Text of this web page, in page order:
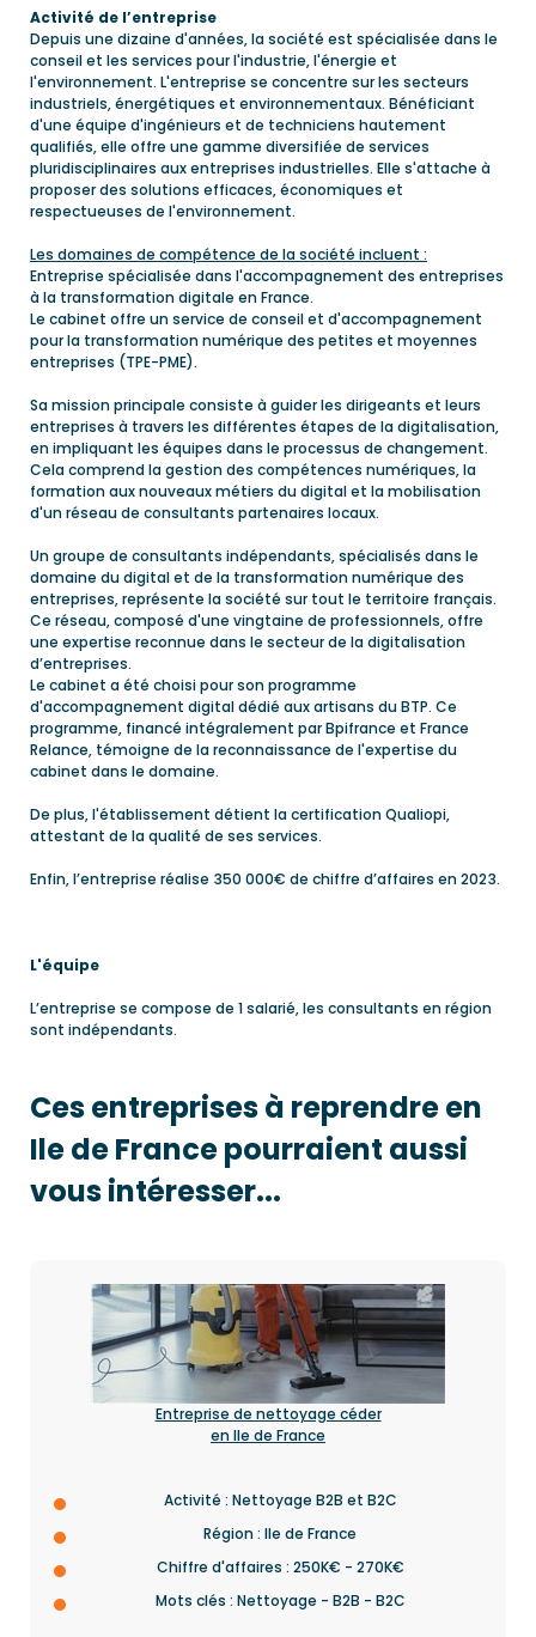
Activité de l’entreprise
Depuis une dizaine d'années, la société est spécialisée dans le
conseil et les services pour l'industrie, l'énergie et
l'environnement. L'entreprise se concentre sur les secteurs
industriels, énergétiques et environnementaux. Bénéficiant
d'une équipe d'ingénieurs et de techniciens hautement
qualifiés, elle offre une gamme diversifiée de services
pluridisciplinaires aux entreprises industrielles. Elle s'attache à
proposer des solutions efficaces, économiques et
respectueuses de l'environnement.
Les domaines de compétence de la société incluent :
Entreprise spécialisée dans l'accompagnement des entreprises
à la transformation digitale en France.
Le cabinet offre un service de conseil et d'accompagnement
pour la transformation numérique des petites et moyennes
entreprises (TPE-PME).
Sa mission principale consiste à guider les dirigeants et leurs
entreprises à travers les différentes étapes de la digitalisation,
en impliquant les équipes dans le processus de changement.
Cela comprend la gestion des compétences numériques, la
formation aux nouveaux métiers du digital et la mobilisation
d'un réseau de consultants partenaires locaux.
Un groupe de consultants indépendants, spécialisés dans le
domaine du digital et de la transformation numérique des
entreprises, représente la société sur tout le territoire français.
Ce réseau, composé d'une vingtaine de professionnels, offre
une expertise reconnue dans le secteur de la digitalisation
d’entreprises.
Le cabinet a été choisi pour son programme
d'accompagnement digital dédié aux artisans du BTP. Ce
programme, financé intégralement par Bpifrance et France
Relance, témoigne de la reconnaissance de l'expertise du
cabinet dans le domaine.
De plus, l'établissement détient la certification Qualiopi,
attestant de la qualité de ses services.
Enfin, l’entreprise réalise 350 000€ de chiffre d’affaires en 2023.
L'équipe
L’entreprise se compose de 1 salarié, les consultants en région
sont indépendants.
Ces entreprises à reprendre en
Ile de France pourraient aussi
vous intéresser...
Entreprise de nettoyage céder
en Ile de France
Activité : Nettoyage B2B et B2C
Région : Ile de France
Chiffre d'affaires : 250K€ - 270K€
Mots clés : Nettoyage - B2B - B2C